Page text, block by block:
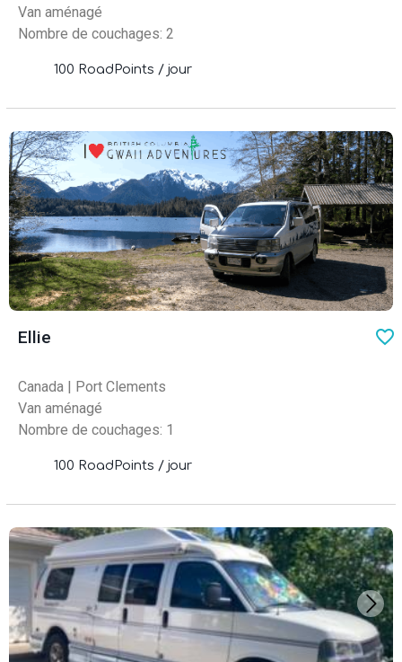
Van aménagé
Nombre de couchages: 2
100 RoadPoints / jour
Ellie
Canada | Port Clements
Van aménagé
Nombre de couchages: 1
100 RoadPoints / jour